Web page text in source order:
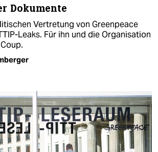
Dokumente
Vertretung von Greenpeace
Leaks. Für ihn und die Organisation